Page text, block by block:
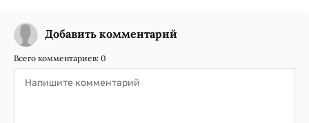
Добавить комментарий
Всего комментариев: 0